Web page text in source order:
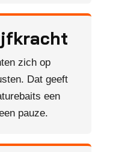
zich op
Dat geeft
een
pauze.